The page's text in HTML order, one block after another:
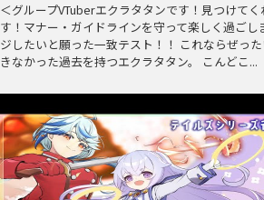
＜グループVTuberエクラタタンです！見つけて
す！マナー・ガイドラインを守って楽しく過ごし
ジしたいと願った一致テスト！！ これならぜっ
きなかった過去を持つエクラタタン。 こんどこ...